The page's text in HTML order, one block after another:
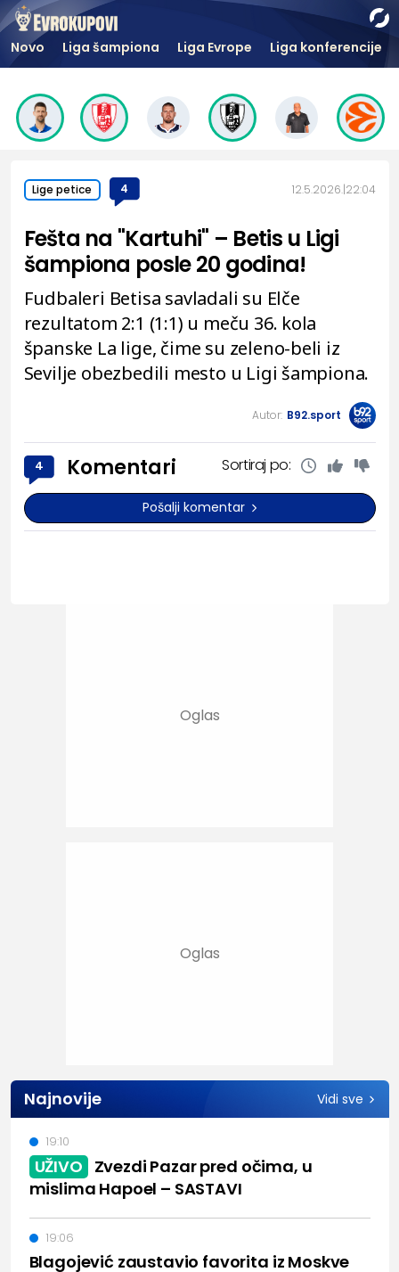
Novo Liga šampiona Liga Evrope Liga konferencije
Lige petice 4 12.5.2026. 22:04
Fešta na "Kartuhi" – Betis u Ligi
šampiona posle 20 godina!
Fudbaleri Betisa savladali su Elče
rezultatom 2:1 (1:1) u meču 36. kola
španske La lige, čime su zeleno-beli iz
Sevilje obezbedili mesto u Ligi šampiona.
Autor: B92.sport
4 Komentari Sortiraj po:
Pošalji komentar
Najnovije Vidi sve
UŽIVO Zvezdi Pazar pred očima, u
mislima Hapoel – SASTAVI
19:10
Blagojević zaustavio favorita iz Moskve
19:06